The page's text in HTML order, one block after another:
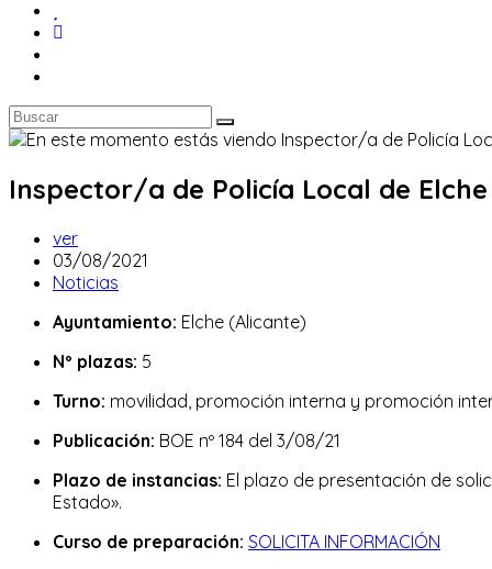
Inspector/a de Policía Local de
Autor
de
la
ver
Publicación
de
entrada:
03/08/2021
Categoría
la
Noticias
Ayuntamiento: Elche (Alicante)
Nº plazas: 5
Turno: movilidad, promoción interna y promoción
Publicación: BOE nº 184 del 3/08/21
Plazo de instancias: El plazo de presentación de
Estado».
Curso de preparación: SOLICITA INFORMACIÓN